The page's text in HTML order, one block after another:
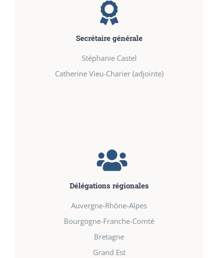
Secrétaire générale
Stéphanie Castel
Catherine Vieu-Charier (adjointe)
Délégations régionales
Auvergne-Rhône-Alpes
Bourgogne-Franche-Comté
Bretagne
Grand Est